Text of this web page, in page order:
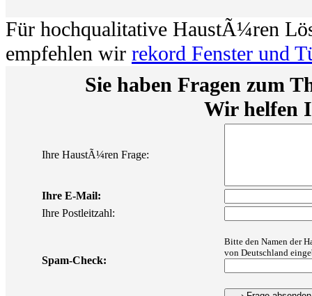
Für hochqualitative HaustÃ¼ren
empfehlen wir rekord Fenster und
Sie haben Fragen zum
Wir helfen
Ihre HaustÃ¼ren Frage:
Ihre E-Mail:
Ihre Postleitzahl:
Spam-Check:
Bitte den Namen der
von Deutschland